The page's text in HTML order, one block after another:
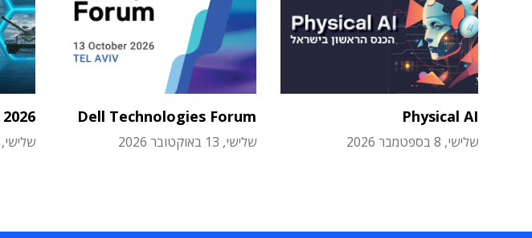
Physical AI
שלישי, 8 בספטמבר 2026
Dell Technologies Forum
שלישי, 13 באוקטובר 2026 שלישי, 20 באוקטובר 2026